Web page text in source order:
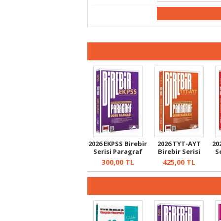
2026 EKPSS Birebir
Serisi Paragraf
Soru ...
300,00TL
2026 TYT-AYT
Birebir Serisi
Paragraf Sor...
425,00TL